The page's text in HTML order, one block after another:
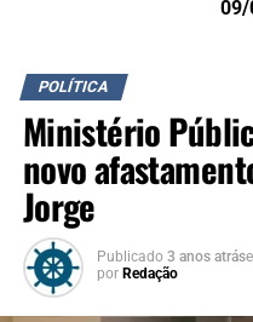
09/
POLÍTICA
Ministério
novo
Jorge
Publicado 3 anos atrás
por Redação